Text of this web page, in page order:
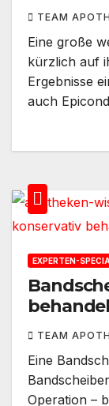
TEAM
Eine große
kürzlich auf
Ergebnisse
auch
EXPERTEN-
TEAM
Eine
Operation –